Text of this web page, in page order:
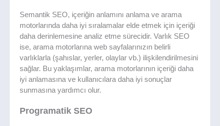
Semantik SEO, içeriğin anlamını anlama ve arama
motorlarında daha iyi sıralamalar elde etmek için içeriği
daha derinlemesine analiz etme sürecidir. Varlık SEO
ise, arama motorlarına web sayfalarınızın belirli
varlıklarla (şahıslar, yerler, olaylar vb.) ilişkilendirilmesini
sağlar. Bu yaklaşımlar, arama motorlarının içeriği daha
iyi anlamasına ve kullanıcılara daha iyi sonuçlar
sunmasına yardımcı olur.
Programatik SEO